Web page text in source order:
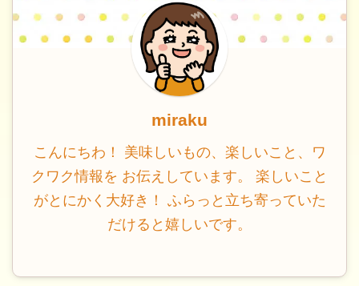
miraku
こんにちわ！ 美味しいもの、楽しいこと、ワ
クワク情報を お伝えしています。 楽しいこと
がとにかく大好き！ ふらっと立ち寄っていた
だけると嬉しいです。